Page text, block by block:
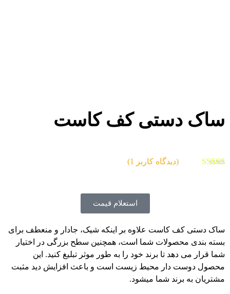
ساک دستی کف کاست
(دیدگاه کاربر 1
)
استعلام قیمت
ساک دستی کف کاست علاوه بر اینکه شیک، جادار و منعطف برای
بسته بندی محصولات شما است، همچنین سطح بزرگی در اختیار
شما قرار می دهد تا برند خود را به طور موثر تبلیغ کنید. این
محصول دوست دار محیط زیست است و باعث افزایش دید مثبت
مشتریان به برند شما میشود.